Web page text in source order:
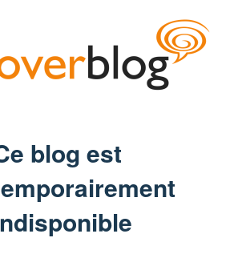
blog est